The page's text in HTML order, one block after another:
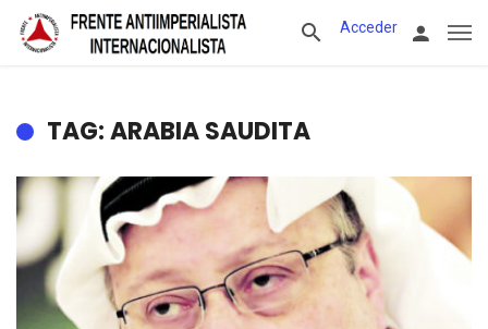
Acceder
TAG: ARABIA SAUDITA